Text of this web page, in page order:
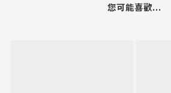
您可能喜歡...